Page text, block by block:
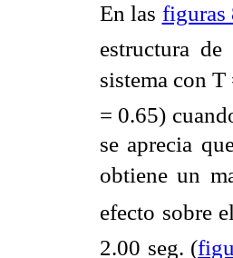
En las figuras
estructura
sistema con
= 0.65)
se aprecia
obtiene un
efecto sobre
2.00 seg. (